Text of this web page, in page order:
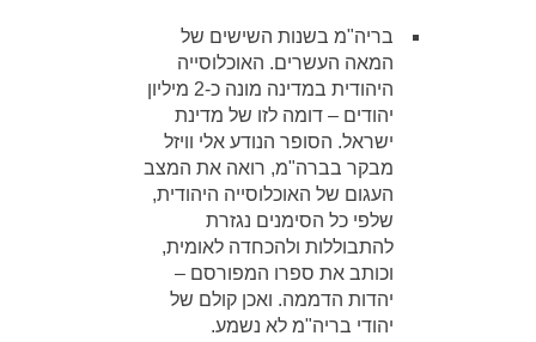
בריה"מ בשנות השישים של
המאה העשרים. האוכלוסייה
היהודית במדינה מונה כ-2 מיליון
יהודים – דומה לזו של מדינת
ישראל. הסופר הנודע אלי וויזל
מבקר בברה"מ, רואה את המצב
העגום של האוכלוסייה היהודית,
שלפי כל הסימנים נגזרת
להתבוללות ולהכחדה לאומית,
וכותב את ספרו המפורסם –
יהדות הדממה. ואכן קולם של
יהודי בריה"מ לא נשמע.